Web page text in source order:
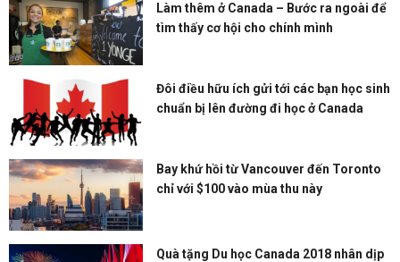
Làm thêm ở Canada – Bước ra ngoài để
tìm thấy cơ hội cho chính mình
Đôi điều hữu ích gửi tới các bạn học sinh
chuẩn bị lên đường đi học ở Canada
Bay khứ hồi từ Vancouver đến Toronto
chỉ với $100 vào mùa thu này
Quà tặng Du học Canada 2018 nhân dịp